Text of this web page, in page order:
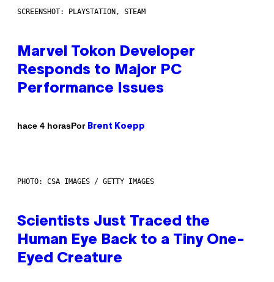
SCREENSHOT: PLAYSTATION, STEAM
Marvel Tokon Developer
Responds to Major PC
Performance Issues
hace 4 horasPor Brent Koepp
PHOTO: CSA IMAGES / GETTY IMAGES
Scientists Just Traced the
Human Eye Back to a Tiny One-
Eyed Creature